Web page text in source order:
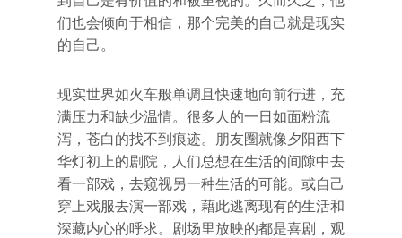
们也会倾向于相信，那个完美的自己就是现实
的自己。
现实世界如火车般单调且快速地向前行进，充
满压力和缺少温情。很多人的一日如面粉流
泻，苍白的找不到痕迹。朋友圈就像夕阳西下
华灯初上的剧院，人们总想在生活的间隙中去
看一部戏，去窥视另一种生活的可能。或自己
穿上戏服去演一部戏，藉此逃离现有的生活和
深藏内心的呼求。剧场里放映的都是喜剧，观